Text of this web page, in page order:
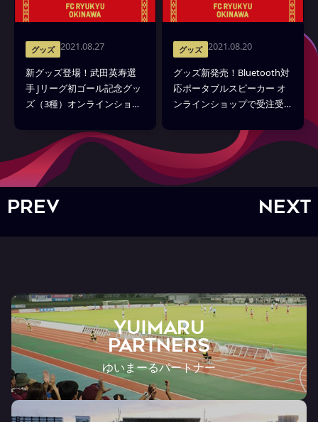
グッズ 2021.08.27
新グッズ登場！武田英寿選
手 Jリーグ初ゴール記念グッ
ズ（3種）オンラインショッ
グッズ 2021.08.20
グッズ新発売！Bluetooth対
応ポータブルスピーカー オ
ンラインショップで受注受
PREV NEXT
YUIMARU
Partners
ゆいまーるパートナー